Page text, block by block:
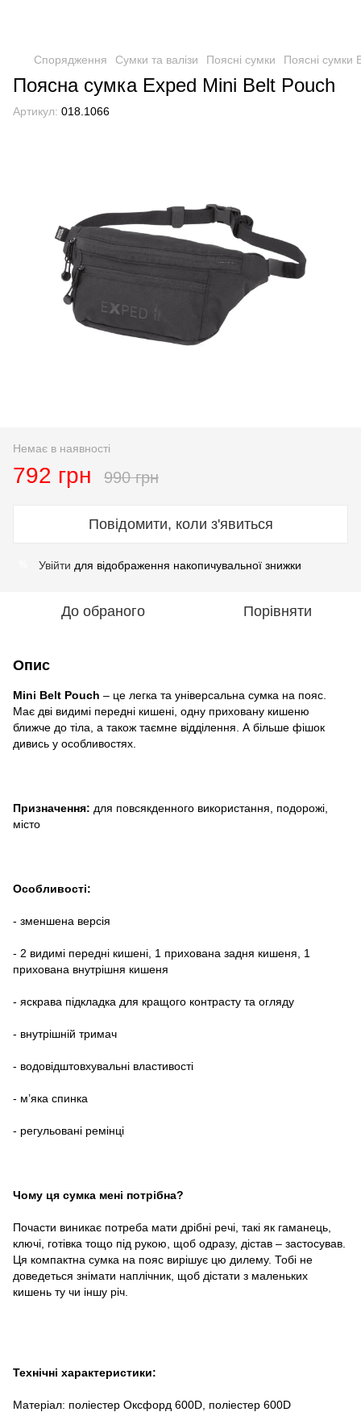
Спорядження Сумки та валізи Поясні сумки Поясні сумки
Поясна сумка Exped Mini Belt Pouch
Артикул: 018.1066
Немає в наявності
792 грн 990 грн
Повідомити, коли з'явиться
Увійти для відображення накопичувальної знижки
До обраного Порівняти
Опис
Mini Belt Pouch – це легка та універсальна сумка на пояс.
Має дві видимі передні кишені, одну приховану кишеню
ближче до тіла, а також таємне відділення. А більше фішок
дивись у особливостях.
Призначення: для повсякденного використання, подорожі,
місто
Особливості:
- зменшена версія
- 2 видимі передні кишені, 1 прихована задня кишеня, 1
прихована внутрішня кишеня
- яскрава підкладка для кращого контрасту та огляду
- внутрішній тримач
- водовідштовхувальні властивості
- м’яка спинка
- регульовані ремінці
Чому ця сумка мені потрібна?
Почасти виникає потреба мати дрібні речі, такі як гаманець,
ключі, готівка тощо під рукою, щоб одразу, дістав – застосував.
Ця компактна сумка на пояс вирішує цю дилему. Тобі не
доведеться знімати наплічник, щоб дістати з маленьких
кишень ту чи іншу річ.
Технічні характеристики:
Матеріал: поліестер Оксфорд 600D, поліестер 600D